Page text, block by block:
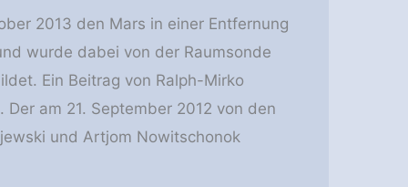
2013 den Mars in einer Entfernung
wurde dabei von der Raumsonde
Ein Beitrag von Ralph-Mirko
am 21. September 2012 von den
und Artjom Nowitschonok